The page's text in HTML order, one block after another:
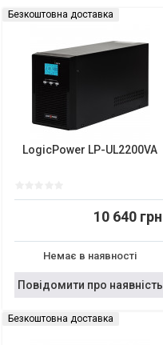
Безкоштовна доставка
LogicPower LP-UL2200VA
10 640 грн
Немає в наявності
Повідомити про наявність
Безкоштовна доставка